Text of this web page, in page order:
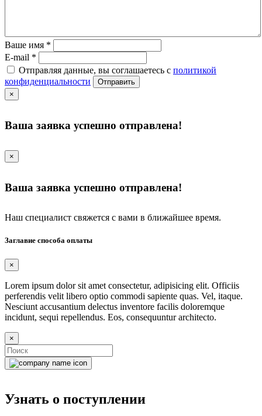
Ваше имя *
E-mail *
Отправляя данные, вы соглашаетесь с политикой
конфиденциальности
Отправить
×
Ваша заявка успешно отправлена!
×
Ваша заявка успешно отправлена!
Наш специалист свяжется с вами в ближайшее время.
Заглавие способа оплаты
×
Lorem ipsum dolor sit amet consectetur, adipisicing elit. Officiis
perferendis velit libero optio commodi sapiente quas. Vel, itaque.
Nesciunt accusantium delectus inventore facilis doloremque
incidunt, sequi repellendus. Eos, consequuntur architecto.
×
Узнать о поступлении